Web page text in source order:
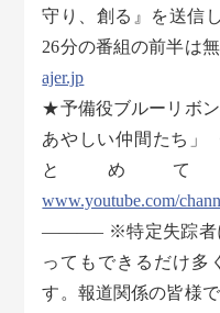
守り、創る』を送信
26分の番組の前半は
ajer.jp
★予備役ブルーリボ
あやしい仲間たち」
とめ
www.youtube.com/
———– ※特定失踪者
ってもできるだけ多
す。報道関係の皆様